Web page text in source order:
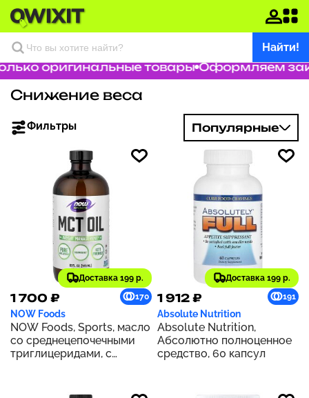
Найти!
оригинальные товары Оформляем заказ
Снижение веса
Фильтры Популярные
Доставка 199 р.
1 700 ₽ 170
NOW Foods
NOW Foods, Sports, масло
со среднецепочечными
триглицеридами, с
Доставка 199 р.
1 912 ₽ 191
Absolute Nutrition
Absolute Nutrition,
Абсолютно полноценное
средство, 60 капсул